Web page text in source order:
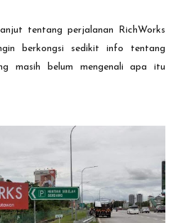
tentang perjalanan RichWorks
berkongsi sedikit info tentang
masih belum mengenali apa itu